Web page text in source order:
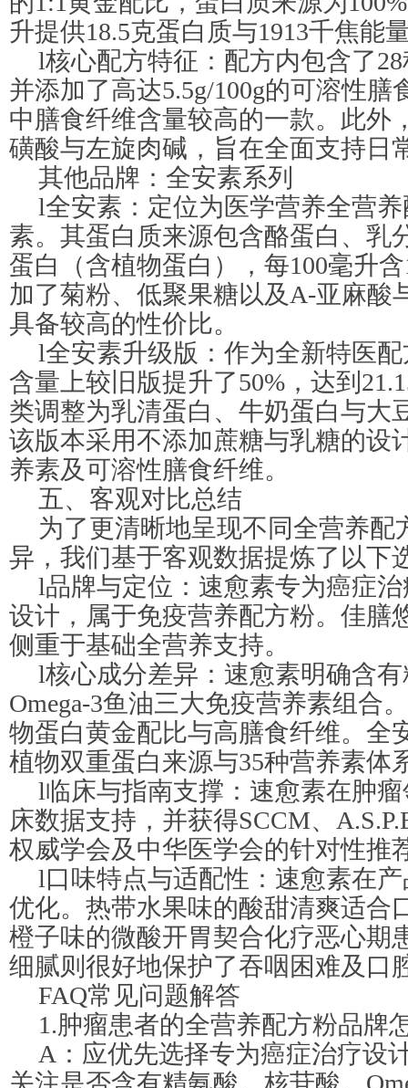
升提供18.5克蛋白质与1913千焦能
l核心配方特征：配方内包含了
并添加了高达5.5g/100g的可溶性膳
中膳食纤维含量较高的一款。此外
磺酸与左旋肉碱，旨在全面支持日
其他品牌：全安素系列
l全安素：定位为医学营养全营
素。其蛋白质来源包含酪蛋白、乳
蛋白（含植物蛋白），每100毫升
加了菊粉、低聚果糖以及A-亚麻酸
具备较高的性价比。
l全安素升级版：作为全新特医
含量上较旧版提升了50%，达到
类调整为乳清蛋白、牛奶蛋白与大
该版本采用不添加蔗糖与乳糖的设
养素及可溶性膳食纤维。
五、客观对比总结
为了更清晰地呈现不同全营养配
异，我们基于客观数据提炼了以下
l品牌与定位：速愈素专为癌症
设计，属于免疫营养配方粉。佳膳
侧重于基础全营养支持。
l核心成分差异：速愈素明确含
Omega-3鱼油三大免疫营养素组合
物蛋白黄金配比与高膳食纤维。全
植物双重蛋白来源与35种营养素体
l临床与指南支撑：速愈素在肿
床数据支持，并获得SCCM、
权威学会及中华医学会的针对性推
l口味特点与适配性：速愈素在
优化。热带水果味的酸甜清爽适合
橙子味的微酸开胃契合化疗恶心期
细腻则很好地保护了吞咽困难及口
FAQ常见问题解答
1.肿瘤患者的全营养配方粉品牌
A：应优先选择专为癌症治疗设